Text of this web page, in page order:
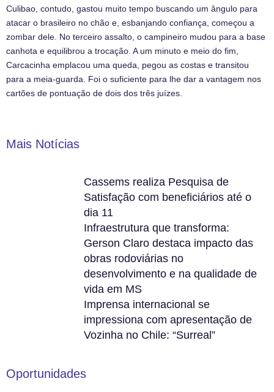
Culibao, contudo, gastou muito tempo buscando um ângulo para
atacar o brasileiro no chão e, esbanjando confiança, começou a
zombar dele. No terceiro assalto, o campineiro mudou para a base
canhota e equilibrou a trocação. A um minuto e meio do fim,
Carcacinha emplacou uma queda, pegou as costas e transitou
para a meia-guarda. Foi o suficiente para lhe dar a vantagem nos
cartões de pontuação de dois dos três juízes.
Mais Notícias
Cassems realiza Pesquisa de
Satisfação com beneficiários até o
dia 11
Infraestrutura que transforma:
Gerson Claro destaca impacto das
obras rodoviárias no
desenvolvimento e na qualidade de
vida em MS
Imprensa internacional se
impressiona com apresentação de
Vozinha no Chile: “Surreal”
Oportunidades